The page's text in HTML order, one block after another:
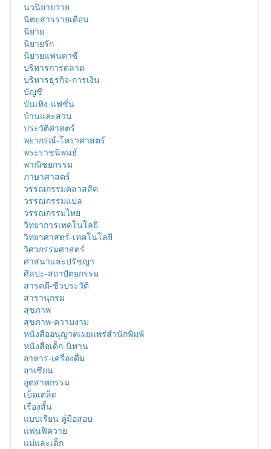
นวนิยายวาย
นิตยสารรายเดือน
นิยาย
นิยายรัก
นิยายแฟนตาซี
บริหารการตลาด
บริหารธุรกิจ-การเงิน
บัญชี
บันเทิง-แฟชั่น
บ้านและสวน
ประวัติศาสตร์
พยากรณ์-โหราศาสตร์
พระราชนิพนธ์
พาณิชยกรรม
ภาษาศาสตร์
วรรณกรรมคลาสสิค
วรรณกรรมแปล
วรรณกรรมไทย
วิทยาการเทคโนโลยี
วิทยาศาสตร์-เทคโนโลยี
วิศวกรรมศาสตร์
ศาสนาและปรัชญา
ศิลปะ-สถาปัตยกรรม
สารคดี-ชีวประวัติ
สารานุกรม
สุขภาพ
สุขภาพ-ความงาม
หนังสืออนุญาตเผยแพร่สำนักพิมพ์
หนังสือเด็ก-นิทาน
อาหาร-เครื่องดื่ม
อาเซียน
อุตสาหกรรม
เบ็ดเตล็ด
เรื่องสั้น
แบบเรียน คู่มือสอบ
แฟนฟิควาย
แม่และเด็ก